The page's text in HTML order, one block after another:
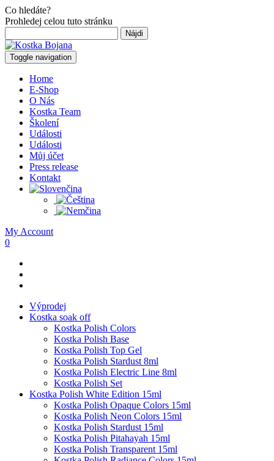
Co hledáte?
Prohledej celou tuto stránku
Toggle navigation
Home
E-Shop
O Nás
Kostka Team
Školení
Události
Události
Můj účet
Press release
Kontakt
My Account
0
Výprodej
Kostka soak off
Kostka Polish Colors
Kostka Polish Base
Kostka Polish Top Gel
Kostka Polish Stardust 8ml
Kostka Polish Electric Line 8ml
Kostka Polish Set
Kostka Polish White Edition 15ml
Kostka Polish Opaque Colors 15ml
Kostka Polish Neon Colors 15ml
Kostka Polish Stardust 15ml
Kostka Polish Pitahayah 15ml
Kostka Polish Transparent 15ml